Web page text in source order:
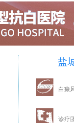
盐
白癜
诊疗